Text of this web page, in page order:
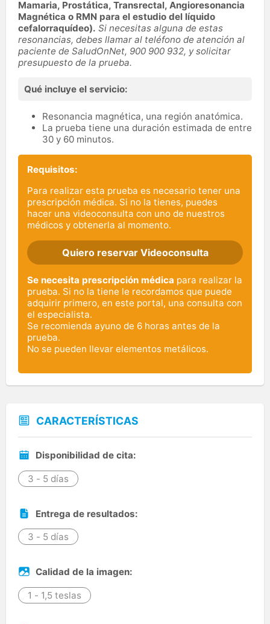
Mamaria, Prostática, Transrectal, Angioresonancia
Magnética o RMN para el estudio del líquido
cefalorraquídeo). Si necesitas alguna de estas
resonancias, debes llamar al teléfono de atención al
paciente de SaludOnNet, 900 900 932, y solicitar
presupuesto de la prueba.
Qué incluye el servicio:
Resonancia magnética, una región anatómica.
La prueba tiene una duración estimada de entre
30 y 60 minutos.
Requisitos:
Para realizar esta prueba es necesario tener una
prescripción médica. Si no la tienes, puedes
hacer una videoconsulta con uno de nuestros
médicos y obtenerla al momento.
Quiero reservar Videoconsulta
Se necesita prescripción médica para realizar la
prueba. Si no la tiene le recordamos que puede
adquirir primero, en este portal, una consulta con
el especialista.
Se recomienda ayuno de 6 horas antes de la
prueba.
No se pueden llevar elementos metálicos.
CARACTERÍSTICAS
Disponibilidad de cita:
3 - 5 días
Entrega de resultados:
3 - 5 días
Calidad de la imagen:
1 - 1,5 teslas